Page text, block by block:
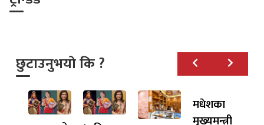
छुटाउनुभयो कि ?
मधेशका
मुख्यमन्त्री